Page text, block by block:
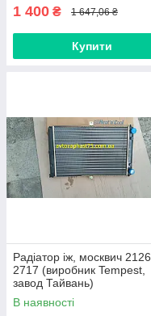
1 400 ₴ 1 647,06 ₴
Купити
Радіатор іж, москвич 2126,
2717 (виробник Tempest,
завод Тайвань)
В наявності